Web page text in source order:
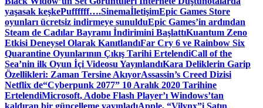
yaşasak keşkePuffffff….SinemaİletişimEpic Games Store
oyunları ücretsiz indirmeye sunulduEpic Games’in ardından
Steam de Cadılar Bayramı İndirimini BaşlattıKuantum Zeno
Etkisi Deneysel Olarak KanıtlandıFar Cry 6 ve Rainbow Six
Quarantine Oyunlarının Çıkış Tarihi ErtelendiCall of the
Sea’nin ilk Oyun İçi Videosu YayınlandıKara Deliklerin Garip
Özellikleri: Zaman Tersine AkıyorAssassin’s Creed Dizisi
Netflix de“Cyberpunk 2077” 10 Aralık 2020 Tarihine
ErtelendiMicrosoft, Adobe Flash Player’ı Windows’tan
kaldıran bir güncelleme yayınladıApple, “Vilynx”i Satın